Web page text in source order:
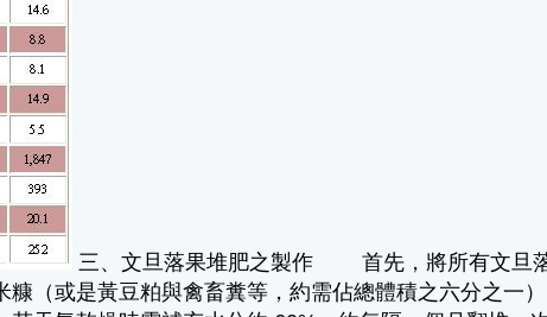
三、文旦落果堆肥之製作 首先，將所有文旦
（或是黃豆粕與禽畜糞等，約需佔總體積之六分之一